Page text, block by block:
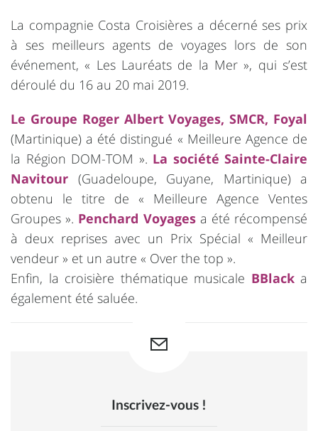
La compagnie Costa Croisières a décerné ses prix
à ses meilleurs agents de voyages lors de son
événement, « Les Lauréats de la Mer », qui s’est
déroulé du 16 au 20 mai 2019.
Le Groupe Roger Albert Voyages, SMCR, Foyal
(Martinique) a été distingué « Meilleure Agence de
la Région DOM-TOM ». La société Sainte-Claire
Navitour (Guadeloupe, Guyane, Martinique) a
obtenu le titre de « Meilleure Agence Ventes
Groupes ». Penchard Voyagesa été récompensé
à deux reprises avec un Prix Spécial « Meilleur
vendeur » et un autre « Over the top ».
Enfin, la croisière thématique musicale BBlacka
également été saluée.
Inscrivez-vous !